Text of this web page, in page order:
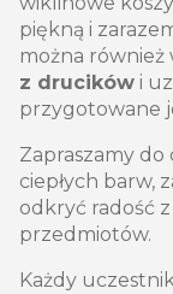
piękną i
można również
z drucików i
przygotowane
Zapraszamy do
ciepłych barw,
odkryć radość
przedmiotów.
Każdy